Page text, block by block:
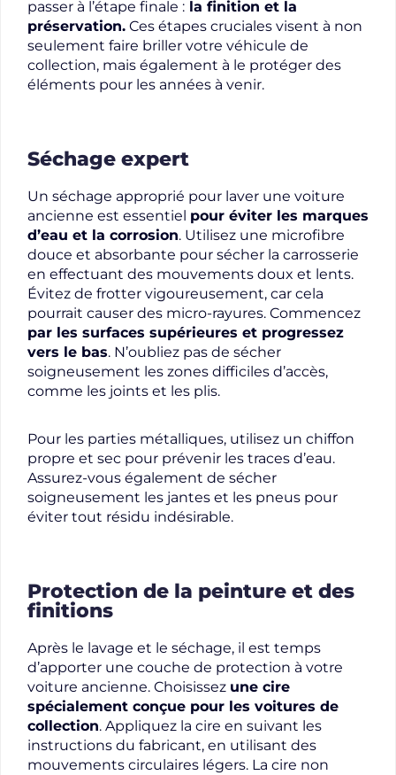
passer à l’étape finale : la finition et la
préservation. Ces étapes cruciales visent à non
seulement faire briller votre véhicule de
collection, mais également à le protéger des
éléments pour les années à venir.
Séchage expert
Un séchage approprié pour laver une voiture
ancienne est essentiel pour éviter les marques
d’eau et la corrosion. Utilisez une microfibre
douce et absorbante pour sécher la carrosserie
en effectuant des mouvements doux et lents.
Évitez de frotter vigoureusement, car cela
pourrait causer des micro-rayures. Commencez
par les surfaces supérieures et progressez
vers le bas. N’oubliez pas de sécher
soigneusement les zones difficiles d’accès,
comme les joints et les plis.
Pour les parties métalliques, utilisez un chiffon
propre et sec pour prévenir les traces d’eau.
Assurez-vous également de sécher
soigneusement les jantes et les pneus pour
éviter tout résidu indésirable.
Protection de la peinture et des
finitions
Après le lavage et le séchage, il est temps
d’apporter une couche de protection à votre
voiture ancienne. Choisissez une cire
spécialement conçue pour les voitures de
collection. Appliquez la cire en suivant les
instructions du fabricant, en utilisant des
mouvements circulaires légers. La cire non